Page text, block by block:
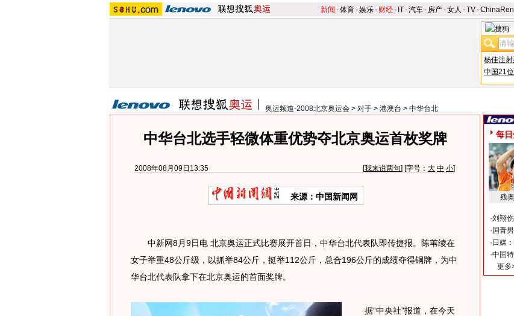
新闻 -体育-娱乐- 财经- IT-汽车- 房产-女人 -TV-ChinaRen
杨佳注射
中国21
奥运频道-2008北京奥运会 > 对手 > 港澳台 > 中华台北
中华台北选手轻微体重优势夺北京奥运首枚奖牌
2008年08月09日13:35 [我来说两句] [字号： 大 中 小]
来源：中国新闻网
中新网8月9日电 北京奥运正式比赛展开首日，中华台北代表队即传捷报。陈苇绫在
女子举重48公斤级，以抓举84公斤，挺举112公斤，总合196公斤的成绩夺得铜牌，为中
华台北代表队拿下在北京奥运的首面奖牌。
据“中央社”报道，在今天
每
残
·刘翔
· 国青
· 日媒
·中国
更多